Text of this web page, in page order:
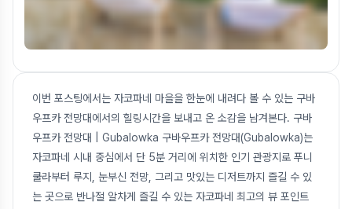
이번 포스팅에서는 자코파네 마을을 한눈에 내려다 볼 수 있는 구바
우프카 전망대에서의 힐링시간을 보내고 온 소감을 남겨본다. 구바
우프카 전망대 | Gubalowka 구바우프카 전망대(Gubalowka)는
자코파네 시내 중심에서 단 5분 거리에 위치한 인기 관광지로 푸니
쿨라부터 루지, 눈부신 전망, 그리고 맛있는 디저트까지 즐길 수 있
는 곳으로 반나절 알차게 즐길 수 있는 자코파네 최고의 뷰 포인트